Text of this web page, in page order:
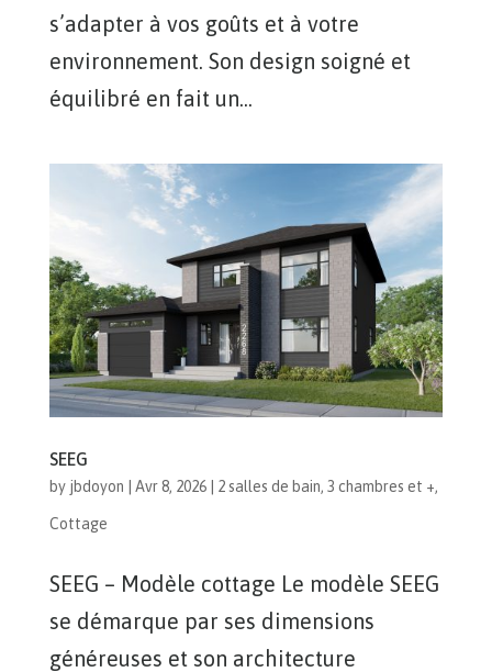
s’adapter à vos goûts et à votre
environnement. Son design soigné et
équilibré en fait un...
SEEG
by jbdoyon Avr 8, 2026| 2 salles de bain, 3 chambres et +,
Cottage
SEEG – Modèle cottage Le modèle SEEG
se démarque par ses dimensions
généreuses et son architecture